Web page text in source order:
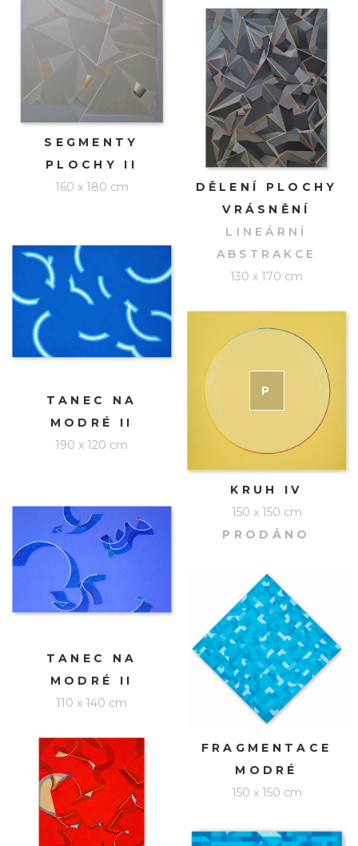
SEGMENTY
PLOCHY II
160 x 180 cm
TANEC NA
MODRÉ II
190 x 120 cm
TANEC NA
MODRÉ II
110 x 140 cm
DĚLENÍ PLOCHY
VRÁSNĚNÍ
LINEÁRNÍ
ABSTRAKCE
130 x 170 cm
P RODÁNO
KRUH IV
150 x 150 cm
PRODÁNO
FRAGMENTACE
MODRÉ
150 x 150 cm